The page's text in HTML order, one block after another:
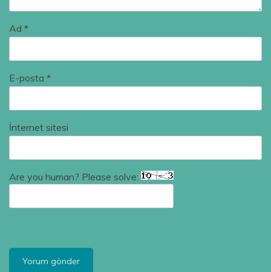
Ad *
E-posta *
İnternet sitesi
Are you human? Please solve: